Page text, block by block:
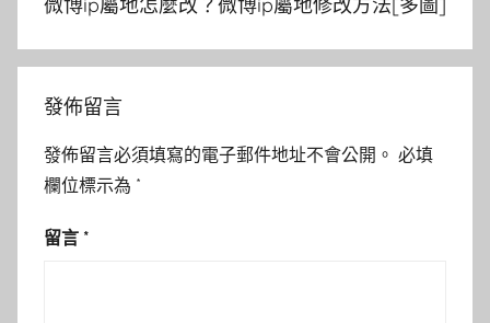
微博ip屬地怎麼改？微博ip屬地修改方法[多圖]
發佈留言
發佈留言必須填寫的電子郵件地址不會公開。 必填
欄位標示為 *
留言 *